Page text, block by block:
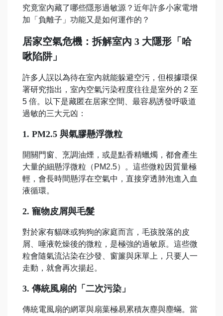
究竟室內藏了哪些隱形過敏源？近年許多小家電增
加「負離子」功能又是如何運作的？
居家空氣危機：拆解室內 3 大隱形「哈
啾陷阱」
許多人誤以為待在室內就能躲避空污，但根據環保
署研究指出，室內空氣污染程度往往是室外的 2 至
5 倍。以下是藏匿在居家空間、最容易誘發呼吸道
過敏的三大元凶：
1. PM2.5 與氣膠懸浮微粒
開關門窗、烹調油煙，或是點香精蠟燭，都會產生
大量的細懸浮微粒（PM2.5）。這些微粒因質量極
輕，會長時間懸浮在空氣中，直接穿透肺泡進入血
液循環。
2. 寵物皮屑與毛髮
對於家有貓咪或狗狗的家庭而言，毛孩脫落的皮
屑、唾液乾燥後的微粒，是極強的過敏原。這些微
粒會隨氣流沾染在沙發、窗簾與床單上，只要人一
走動，就會再次揚起。
3. 傳統風扇的「二次污染」
傳統電風扇的網罩與扇葉極易累積灰塵與塵蟎。當